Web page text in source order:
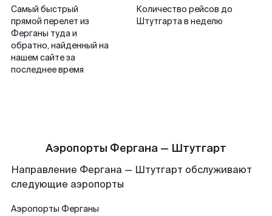
Самый быстрый
прямой перелет из
Ферганы туда и
обратно, найденный на
нашем сайте за
последнее время
Количество рейсов до
Штутгарта в неделю
Аэропорты Фергана — Штутгарт
Направление Фергана — Штутгарт обслуживают
следующие аэропорты
Аэропорты Ферганы